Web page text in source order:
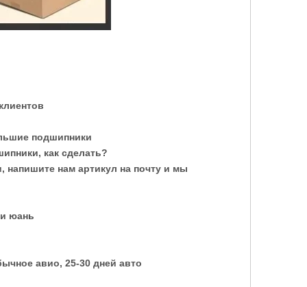
подшипники
как сделать?
нам артикул на почту и мы
юань
авио, 25-30 дней авто